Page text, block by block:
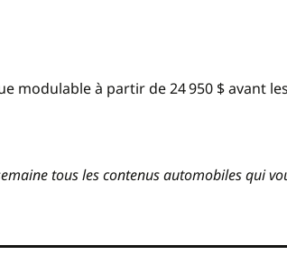
modulable à partir de 24 950 $ avant
tous les contenus automobiles qui